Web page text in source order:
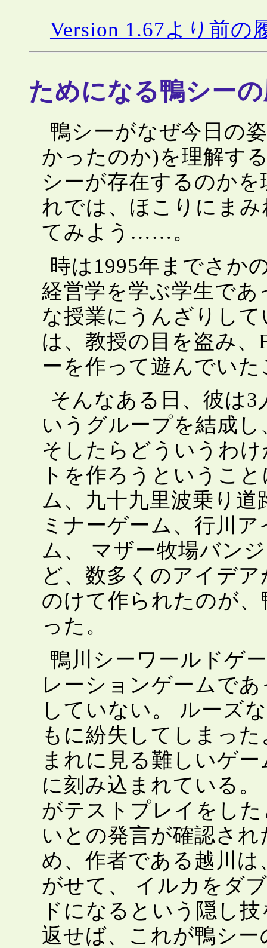
Version 1.67より前の
ためになる鴨シー
鴨シーがなぜ今日の
かったのか)を理解す
シーが存在するのか
れでは、ほこりにま
てみよう……。
時は1995年までさか
経営学を学ぶ学生で
な授業にうんざりし
は、教授の目を盗み
ーを作って遊んでい
そんなある日、彼は
いうグループを結成
そしたらどういうわ
トを作ろうというこ
ム、九十九里波乗り
ミナーゲーム、行川
ム、 マザー牧場バン
ど、数多くのアイデ
のけて作られたのが
った。
鴨川シーワールドゲ
レーションゲームで
していない。 ルーズ
もに紛失してしまっ
まれに見る難しいゲ
に刻み込まれている
がテストプレイをし
いとの発言が確認さ
め、作者である越川
がせて、 イルカをダ
ドになるという隠し
返せば、これが鴨シ